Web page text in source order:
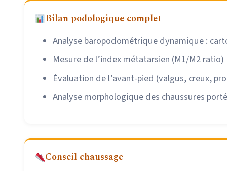
Bilan podologique complet
Analyse baropodométrique dynamique :
Mesure de l’index métatarsien (M1/M2 ratio)
Évaluation de l’avant-pied (valgus, creux,
Analyse morphologique des chaussures
Conseil chaussage